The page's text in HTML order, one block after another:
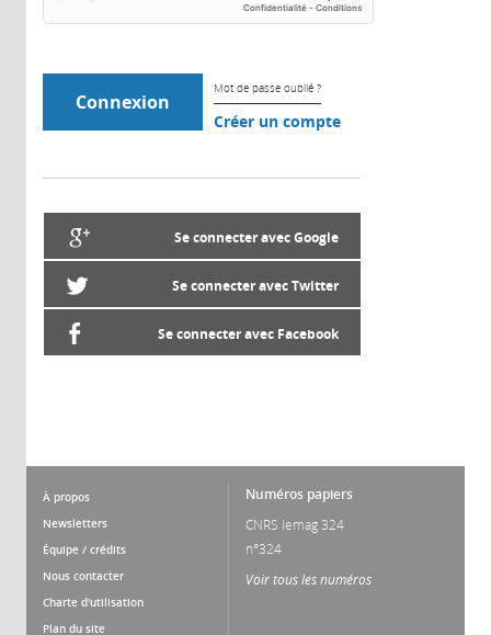
Mot de passe oublié ?
Créer un compte
Se connecter avec Google
Se connecter avec Twitter
Se connecter avec Facebook
À propos
Newsletters
Équipe / crédits
Nous contacter
Charte d'utilisation
Plan du site
Numéros papiers
CNRS lemag 324
n°324
Voir tous les numéros